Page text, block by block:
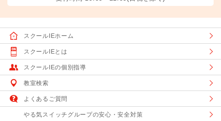
スクールIEホーム
スクールIEとは
スクールIEの個別指導
教室検索
よくあるご質問
やる気スイッチグループの安心・安全対策